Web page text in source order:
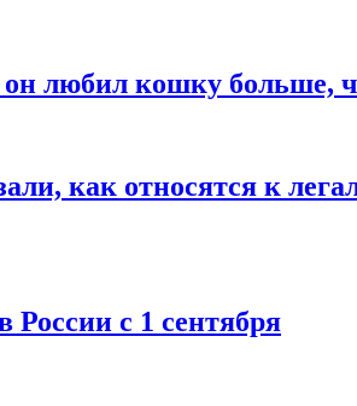
он любил кошку больше,
как относятся к
с 1 сентября